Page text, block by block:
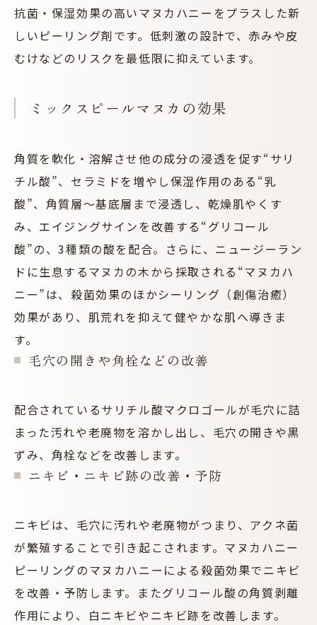
抗菌・保湿効果の高いマヌカハニーをプラスした新
しいピーリング剤です。低刺激の設計で、赤みや皮
むけなどのリスクを最低限に抑えています。
ミックスピールマヌカの効果
角質を軟化・溶解させ他の成分の浸透を促す“サリ
チル酸”、セラミドを増やし保湿作用のある“乳
酸”、角質層〜基底層まで浸透し、乾燥肌やくす
み、エイジングサインを改善する“グリコール
酸”の、3種類の酸を配合。さらに、ニュージーラン
ドに生息するマヌカの木から採取される“マヌカハ
ニー”は、殺菌効果のほかシーリング（創傷治癒）
効果があり、肌荒れを抑えて健やかな肌へ導きま
す。
毛穴の開きや角栓などの改善
配合されているサリチル酸マクロゴールが毛穴に詰
まった汚れや老廃物を溶かし出し、毛穴の開きや黒
ずみ、角栓などを改善します。
ニキビ・ニキビ跡の改善・予防
ニキビは、毛穴に汚れや老廃物がつまり、アクネ菌
が繁殖することで引き起こされます。マヌカハニー
ピーリングのマヌカハニーによる殺菌効果でニキビ
を改善・予防します。またグリコール酸の角質剥離
作用により、白ニキビやニキビ跡を改善します。